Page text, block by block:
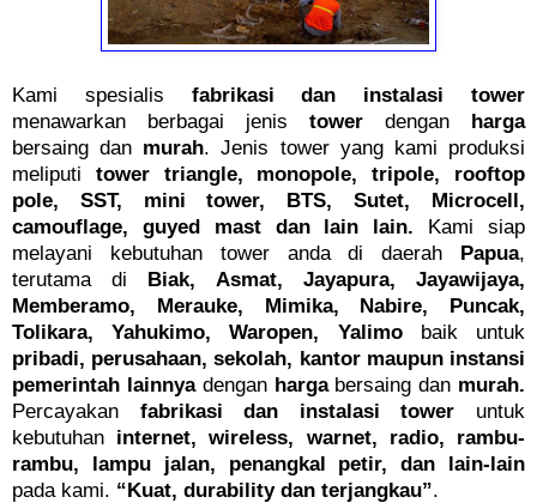
Kami spesialis fabrikasi dan instalasi tower
menawarkan berbagai jenis tower dengan harga
bersaing dan murah. Jenis tower yang kami produksi
meliputi tower triangle, monopole, tripole, rooftop
pole, SST, mini tower, BTS, Sutet, Microcell,
camouflage, guyed mast dan lain lain. Kami siap
melayani kebutuhan tower anda di daerah Papua,
terutama di Biak, Asmat, Jayapura, Jayawijaya,
Memberamo, Merauke, Mimika, Nabire, Puncak,
Tolikara, Yahukimo, Waropen, Yalimobaik untuk
pribadi, perusahaan, sekolah, kantor maupun instansi
pemerintah lainnya dengan hargabersaing dan murah.
Percayakan fabrikasi dan instalasi tower untuk
kebutuhan internet, wireless, warnet, radio, rambu-
rambu, lampu jalan, penangkal petir,
dan lain-lain
pada kami. “Kuat, durability dan terjangkau”.